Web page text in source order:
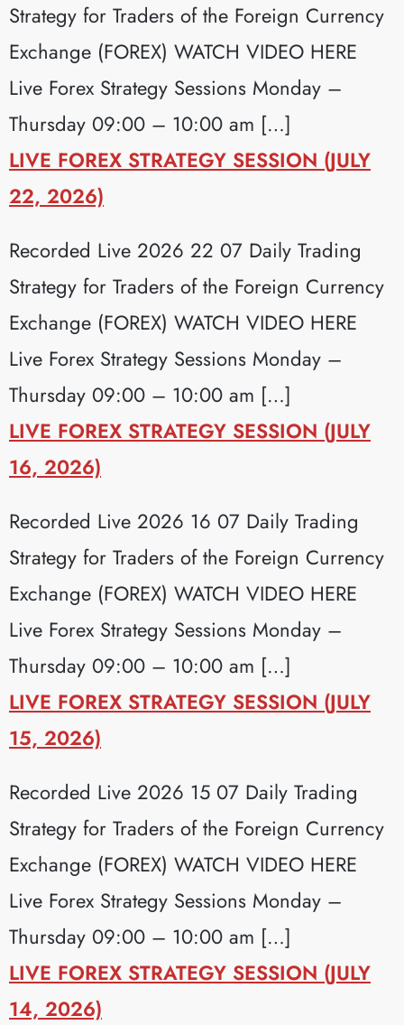
Strategy for Traders of the Foreign Currency
Exchange (FOREX) WATCH VIDEO HERE
Live Forex Strategy Sessions Monday –
Thursday 09:00 – 10:00 am […]
LIVE FOREX STRATEGY SESSION (JULY
22, 2026)
Recorded Live 2026 22 07 Daily Trading
Strategy for Traders of the Foreign Currency
Exchange (FOREX) WATCH VIDEO HERE
Live Forex Strategy Sessions Monday –
Thursday 09:00 – 10:00 am […]
LIVE FOREX STRATEGY SESSION (JULY
16, 2026)
Recorded Live 2026 16 07 Daily Trading
Strategy for Traders of the Foreign Currency
Exchange (FOREX) WATCH VIDEO HERE
Live Forex Strategy Sessions Monday –
Thursday 09:00 – 10:00 am […]
LIVE FOREX STRATEGY SESSION (JULY
15, 2026)
Recorded Live 2026 15 07 Daily Trading
Strategy for Traders of the Foreign Currency
Exchange (FOREX) WATCH VIDEO HERE
Live Forex Strategy Sessions Monday –
Thursday 09:00 – 10:00 am […]
LIVE FOREX STRATEGY SESSION (JULY
14, 2026)